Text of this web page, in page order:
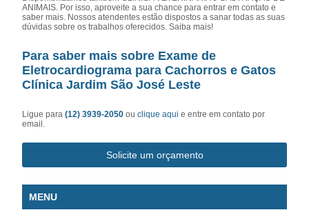
ANIMAIS. Por isso, aproveite a sua chance para entrar em contato e
saber mais. Nossos atendentes estão dispostos a sanar todas as suas
dúvidas sobre os trabalhos oferecidos. Saiba mais!
Para saber mais sobre Exame de
Eletrocardiograma para Cachorros e Gatos
Clínica Jardim São José Leste
Ligue para(12) 3939-2050ouclique aqui e entre em contato por
email.
Solicite um orçamento
MENU